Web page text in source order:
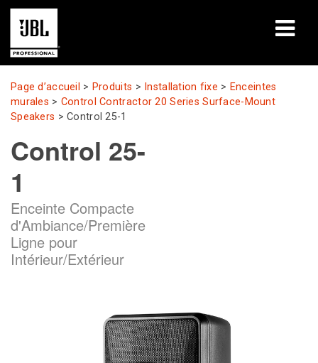
Produits
Études de cas
Sessions de formation en ligne
Formation
À propos de
Où acheter et se connecter
Page d’accueil > Produits > Installation fixe > Enceintes
murales > Control Contractor 20 Series Surface-Mount
Speakers >Control 25-1
Control 25-
1
Enceinte Compacte
d'Ambiance/Première
Ligne pour
Intérieur/Extérieur